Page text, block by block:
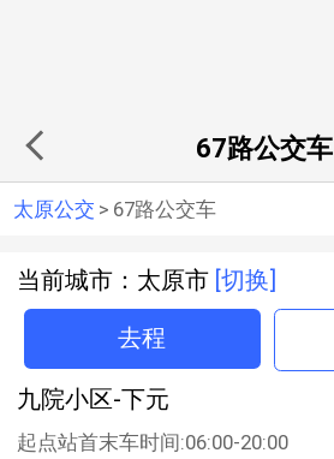
67路公交车
太原公交 > 67路公交车
当前城市：太原市 [切换]
去程
九院小区-下元
起点站首末车时间:06:00-20:00